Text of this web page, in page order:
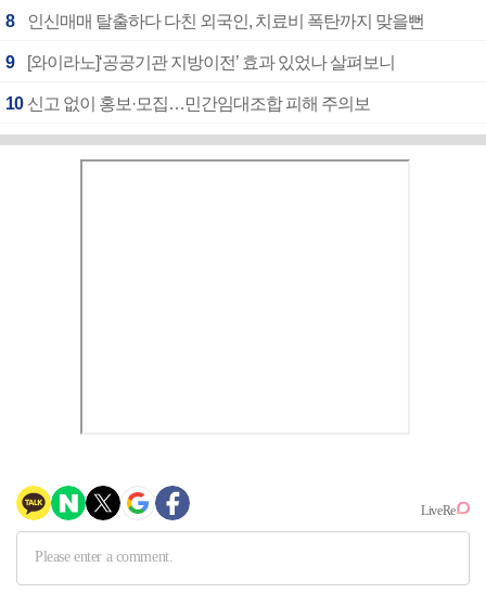
8 인신매매 탈출하다 다친 외국인, 치료비 폭탄까지 맞을뻔
9 [와이라노]‘공공기관 지방이전’ 효과 있었나 살펴보니
10 신고 없이 홍보·모집…민간임대조합 피해 주의보